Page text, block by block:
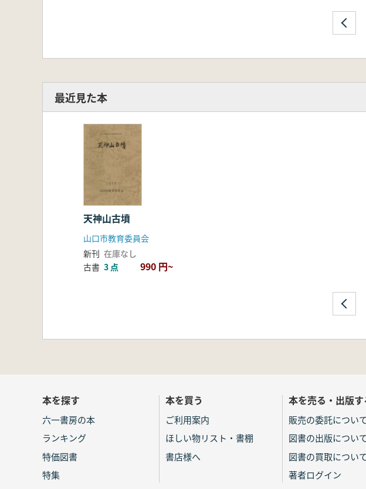
最近見た本
天神山古墳
山口市教育委員会
新刊 在庫なし
古書 3 点 990 円~
本を探す
六一書房の本
ランキング
特価図書
特集
本を買う
ご利用案内
ほしい物リスト・書棚
書店様へ
本を売る・出版す
販売の委託につい
図書の出版につい
図書の買取につい
著者ログイン